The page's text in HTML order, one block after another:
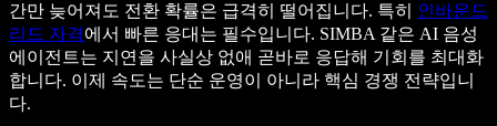
간만 늦어져도 전환 확률은 급격히 떨어집니다. 특히 인바운드
리드 자격에서 빠른 응대는 필수입니다. SIMBA 같은 AI 음성
에이전트는 지연을 사실상 없애 곧바로 응답해 기회를 최대화
합니다. 이제 속도는 단순 운영이 아니라 핵심 경쟁 전략입니
다.